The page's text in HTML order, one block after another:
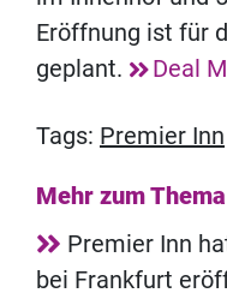
Eröffnung ist für
geplant.
Deal
Tags: Premier Inn
Mehr zum Thema
Premier Inn
bei Frankfurt